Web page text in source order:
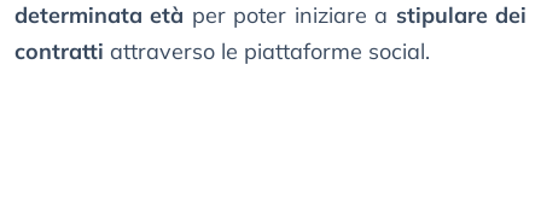
determinata età per poter iniziare a stipulare dei
contratti attraverso le piattaforme social.